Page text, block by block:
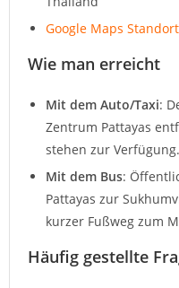
Google Maps Standort
Wie man erreicht
Mit dem Auto/Taxi:
Zentrum Pattayas
stehen zur Verfügung.
Mit dem Bus:
Pattayas zur
kurzer Fußweg zum
Häufig gestellte